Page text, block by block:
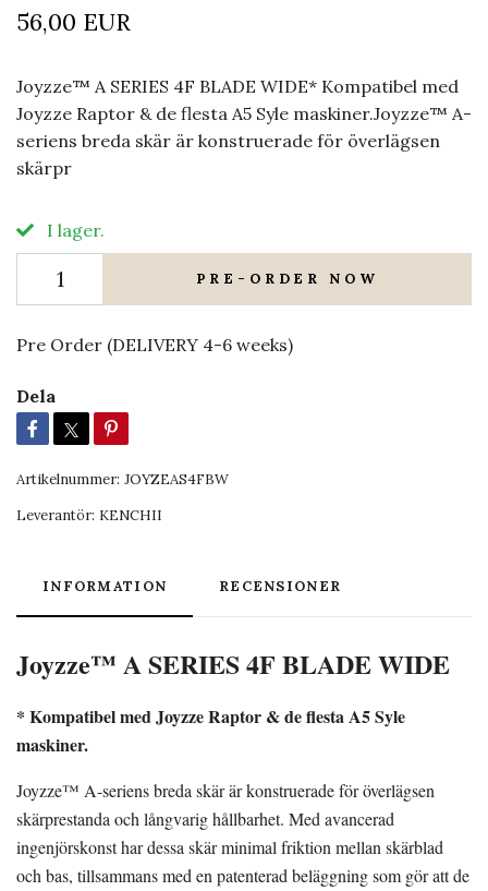
56,00 EUR
Joyzze™ A SERIES 4F BLADE WIDE* Kompatibel med
Joyzze Raptor & de flesta A5 Syle maskiner.Joyzze™ A-
seriens breda skär är konstruerade för överlägsen
skärpr
I lager.
PRE-ORDER NOW
Pre Order (DELIVERY 4-6 weeks)
Dela
Artikelnummer: JOYZEAS4FBW
Leverantör: KENCHII
INFORMATION RECENSIONER
Joyzze™ A SERIES 4F BLADE WIDE
* Kompatibel med Joyzze Raptor & de flesta A5 Syle
maskiner.
Joyzze™ A-seriens breda skär är konstruerade för överlägsen
skärprestanda och långvarig hållbarhet. Med avancerad
ingenjörskonst har dessa skär minimal friktion mellan skärblad
och bas, tillsammans med en patenterad beläggning som gör att de